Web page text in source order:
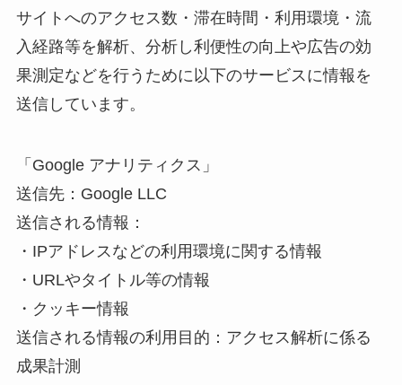
サイトへのアクセス数・滞在時間・利用環境・流
入経路等を解析、分析し利便性の向上や広告の効
果測定などを行うために以下のサービスに情報を
送信しています。
「Google アナリティクス」
送信先：Google LLC
送信される情報：
・IPアドレスなどの利用環境に関する情報
・URLやタイトル等の情報
・クッキー情報
送信される情報の利用目的：アクセス解析に係る
成果計測